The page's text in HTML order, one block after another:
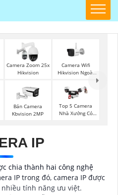
Camera Zoom 25x
Hikvision
Camera Wifi
Hikvision Ngoài
Bán Camera
Kbvision 2MP
Top 5 Camera
Nhà Xưởng Có
IP
chia thành hai công nghệ
IP trong đó, camera IP được
tính năng ưu việt.